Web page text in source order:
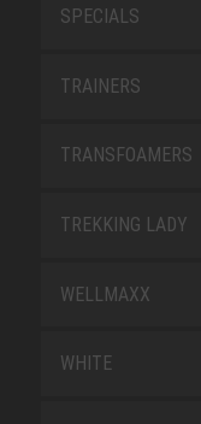
SPECIALS
TRAINERS
TRANSFOAMERS
TREKKING LADY
WELLMAXX
WHITE